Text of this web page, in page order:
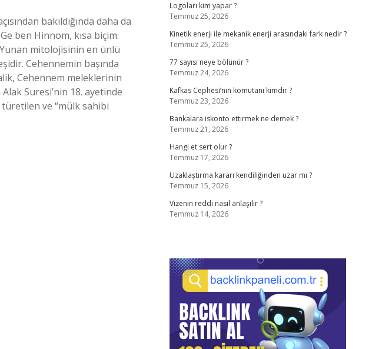
bakıldığında daha da
ben Hinnom, kısa biçim:
mitolojisinin en ünlü
Cehennemin başında
Cehennem meleklerinin
Suresi’nin 18. ayetinde
Logoları kim yapar ?
Temmuz 25, 2026
Kinetik enerji ile mekanik enerji arasındaki fark nedir ?
Temmuz 25, 2026
77 sayısı neye bölünür ?
Temmuz 24, 2026
Kafkas Cephesi’nin komutanı kimdir ?
Temmuz 23, 2026
Bankalara iskonto ettirmek ne demek ?
Temmuz 21, 2026
Hangi et sert olur ?
Temmuz 17, 2026
Uzaklaştırma kararı kendiliğinden uzar mı ?
Temmuz 15, 2026
Vizenin reddi nasıl anlaşılır ?
Temmuz 14, 2026